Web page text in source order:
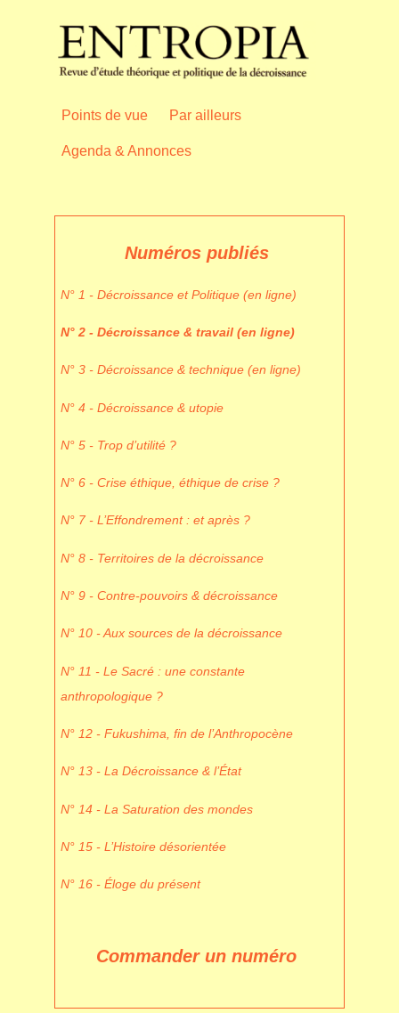
Points de vue Par ailleurs
Agenda & Annonces
Numéros publiés
N° 1 - Décroissance et Politique (en ligne)
N° 2 - Décroissance & travail (en ligne)
N° 3 - Décroissance & technique (en ligne)
N° 4 - Décroissance & utopie
N° 5 - Trop d’utilité ?
N° 6 - Crise éthique, éthique de crise ?
N° 7 - L’Effondrement : et après ?
N° 8 - Territoires de la décroissance
N° 9 - Contre-pouvoirs & décroissance
N° 10 - Aux sources de la décroissance
N° 11 - Le Sacré : une constante
anthropologique ?
N° 12 - Fukushima, fin de l’Anthropocène
N° 13 - La Décroissance & l’État
N° 14 - La Saturation des mondes
N° 15 - L’Histoire désorientée
N° 16 - Éloge du présent
Commander un numéro